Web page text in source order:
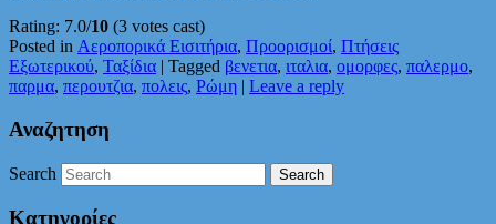
Rating: 7.0/10 (3 votes cast)
Posted in Αεροπορικά Εισιτήρια, Προορισμοί, Πτήσεις
Εξωτερικού, Ταξίδια | Tagged βενετια, ιταλια, ομορφες, παλερμο,
παρμα, περουτζια, πολεις, Ρώμη | Leave a reply
Αναζητηση
Search
Κατηγορίες